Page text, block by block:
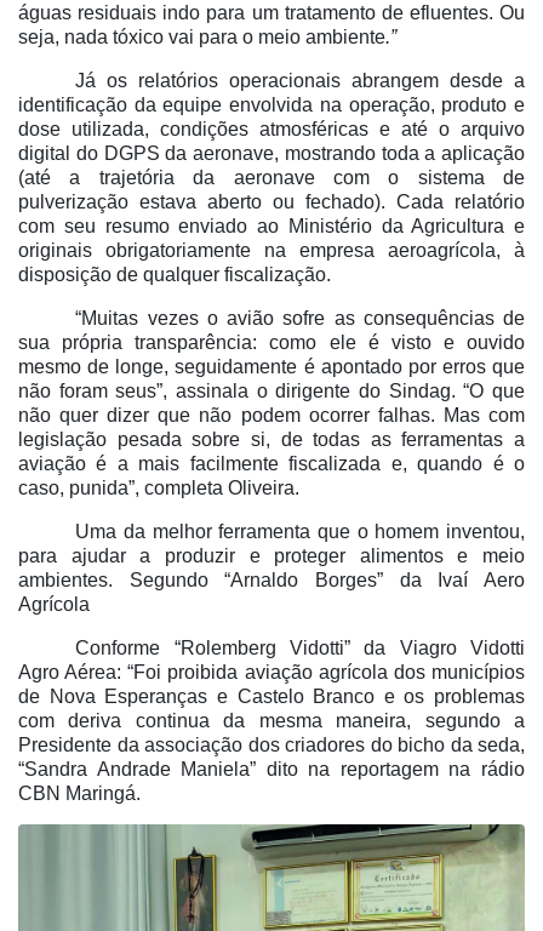
águas residuais indo para um tratamento de efluentes. Ou
seja, nada tóxico vai para o meio ambiente.”
Já os relatórios operacionais abrangem desde a
identificação da equipe envolvida na operação, produto e
dose utilizada, condições atmosféricas e até o arquivo
digital do DGPS da aeronave, mostrando toda a aplicação
(até a trajetória da aeronave com o sistema de
pulverização estava aberto ou fechado). Cada relatório
com seu resumo enviado ao Ministério da Agricultura e
originais obrigatoriamente na empresa aeroagrícola, à
disposição de qualquer fiscalização.
“Muitas vezes o avião sofre as consequências de
sua própria transparência: como ele é visto e ouvido
mesmo de longe, seguidamente é apontado por erros que
não foram seus”, assinala o dirigente do Sindag. “O que
não quer dizer que não podem ocorrer falhas. Mas com
legislação pesada sobre si, de todas as ferramentas a
aviação é a mais facilmente fiscalizada e, quando é o
caso, punida”, completa Oliveira.
Uma da melhor ferramenta que o homem inventou,
para ajudar a produzir e proteger alimentos e meio
ambientes. Segundo “Arnaldo Borges” da Ivaí Aero
Agrícola
Conforme “Rolemberg Vidotti” da Viagro Vidotti
Agro Aérea: “Foi proibida aviação agrícola dos municípios
de Nova Esperanças e Castelo Branco e os problemas
com deriva continua da mesma maneira, segundo a
Presidente da associação dos criadores do bicho da seda,
“Sandra Andrade Maniela” dito na reportagem na rádio
CBN Maringá.